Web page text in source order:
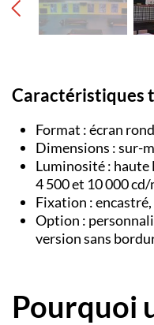
Caractéristiques
Format : écran
Dimensions : sur-
Luminosité :
4 500 et 10 000 cd/
Fixation :
Option :
version sans
Pourquoi